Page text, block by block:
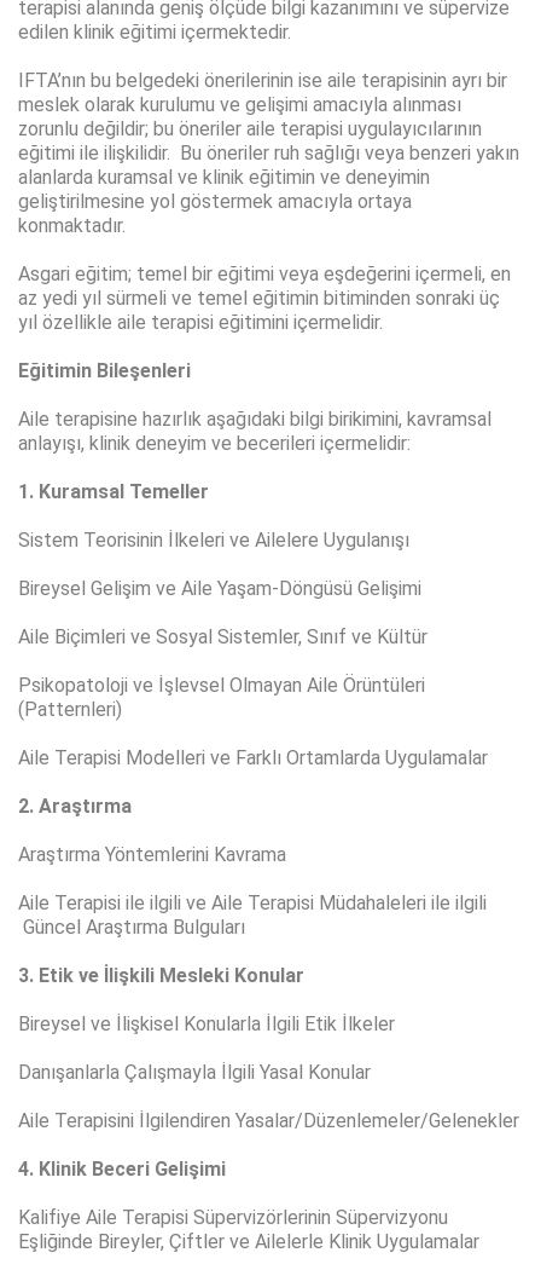
terapisi alanında geniş ölçüde bilgi kazanımını ve süpervize
edilen klinik eğitimi içermektedir.
IFTA’nın bu belgedeki önerilerinin ise aile terapisinin ayrı bir
meslek olarak kurulumu ve gelişimi amacıyla alınması
zorunlu değildir; bu öneriler aile terapisi uygulayıcılarının
eğitimi ile ilişkilidir. Bu öneriler ruh sağlığı veya benzeri yakın
alanlarda kuramsal ve klinik eğitimin ve deneyimin
geliştirilmesine yol göstermek amacıyla ortaya
konmaktadır.
Asgari eğitim; temel bir eğitimi veya eşdeğerini içermeli, en
az yedi yıl sürmeli ve temel eğitimin bitiminden sonraki üç
yıl özellikle aile terapisi eğitimini içermelidir.
Eğitimin Bileşenleri
Aile terapisine hazırlık aşağıdaki bilgi birikimini, kavramsal
anlayışı, klinik deneyim ve becerileri içermelidir:
1. Kuramsal Temeller
Sistem Teorisinin İlkeleri ve Ailelere Uygulanışı
Bireysel Gelişim ve Aile Yaşam-Döngüsü Gelişimi
Aile Biçimleri ve Sosyal Sistemler, Sınıf ve Kültür
Psikopatoloji ve İşlevsel Olmayan Aile Örüntüleri
(Patternleri)
Aile Terapisi Modelleri ve Farklı Ortamlarda Uygulamalar
2. Araştırma
Araştırma Yöntemlerini Kavrama
Aile Terapisi ile ilgili ve Aile Terapisi Müdahaleleri ile ilgili
Güncel Araştırma Bulguları
3. Etik ve İlişkili Mesleki Konular
Bireysel ve İlişkisel Konularla İlgili Etik İlkeler
Danışanlarla Çalışmayla İlgili Yasal Konular
Aile Terapisini İlgilendiren Yasalar/Düzenlemeler/Gelenekler
4. Klinik Beceri Gelişimi
Kalifiye Aile Terapisi Süpervizörlerinin Süpervizyonu
Eşliğinde Bireyler, Çiftler ve Ailelerle Klinik Uygulamalar